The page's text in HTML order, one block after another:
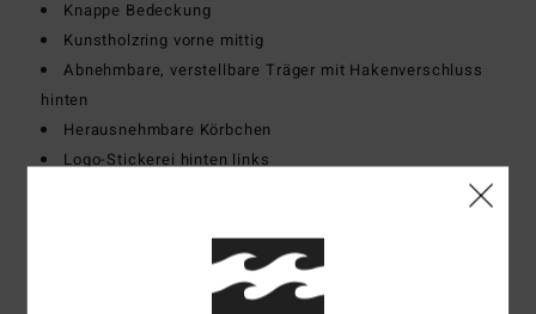
Knappe Bedeckung
Kunstholzring vorne mittig
Abnehmbare, verstellbare Träger mit Hakenverschluss
hinten
Herausnehmbare Körbchen
Logo-Stickerei hinten links
[Hauptstoff] 78% recyceltem Nylon
(Polyamid), 22% Elastan